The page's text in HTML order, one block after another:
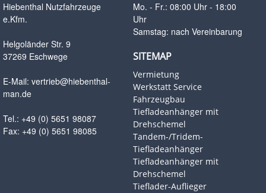
Hiebenthal Nutzfahrzeuge
e.Kfm.
Helgoländer Str. 9
37269 Eschwege
E-Mail: vertrieb@hiebenthal-
man.de
Tel.: +49 (0) 5651 98087
Fax: +49 (0) 5651 98085
Mo. - Fr.: 08:00 Uhr - 18:00
Uhr
Samstag: nach Vereinbarung
SITEMAP
Vermietung
Werkstatt Service
Fahrzeugbau
Tiefladeanhänger mit
Drehschemel
Tandem-/Tridem-
Tiefladeanhänger
Tiefladeanhänger mit
Drehschemel
Tieflader-Auflieger